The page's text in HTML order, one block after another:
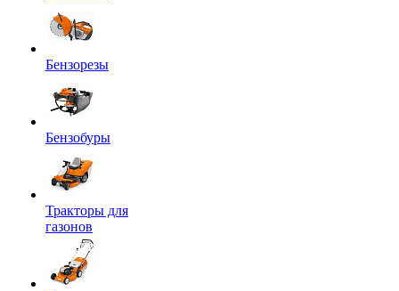
Бензорезы
Бензобуры
Тракторы для
газонов